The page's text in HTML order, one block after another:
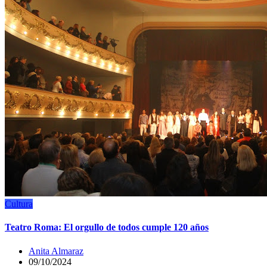
Cultura
Teatro Roma: El orgullo de todos cumple 120 años
Anita Almaraz
09/10/2024